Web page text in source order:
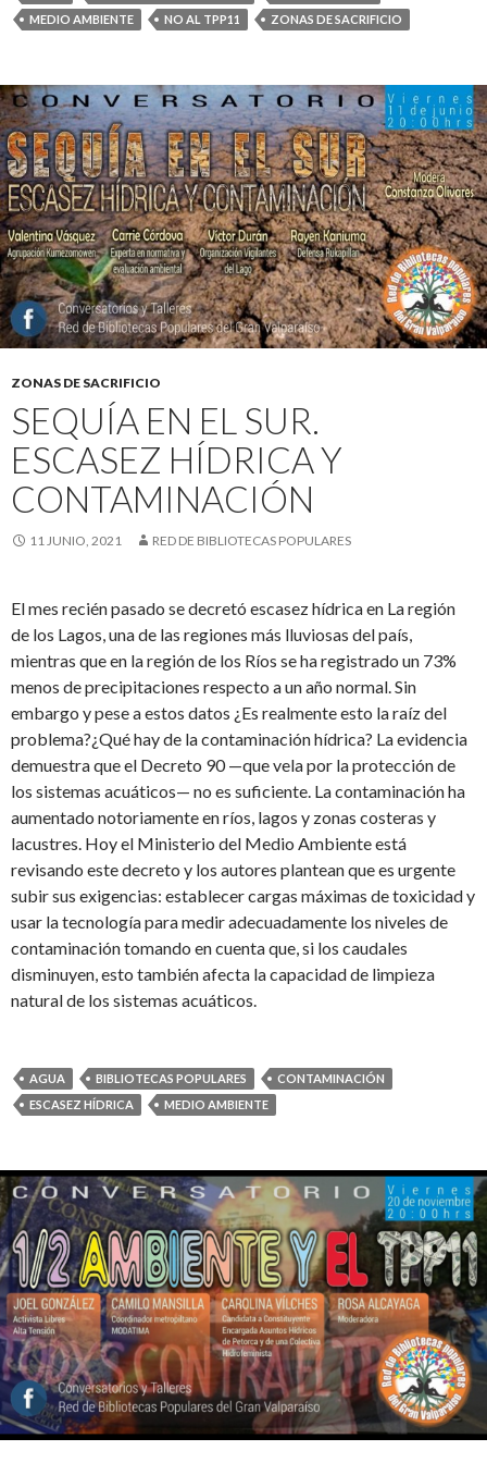
MEDIO AMBIENTE
NO AL TPP11 ZONAS DE SACRIFICIO
ZONAS DE SACRIFICIO
SEQUÍA EN EL SUR.
ESCASEZ HÍDRICA Y
CONTAMINACIÓN
11 JUNIO, 2021 RED DE BIBLIOTECAS POPULARES
El mes recién pasado se decretó escasez hídrica en La región
de los Lagos, una de las regiones más lluviosas del país,
mientras que en la región de los Ríos se ha registrado un 73%
menos de precipitaciones respecto a un año normal. Sin
embargo y pese a estos datos ¿Es realmente esto la raíz del
problema?¿Qué hay de la contaminación hídrica? La evidencia
demuestra que el Decreto 90 —que vela por la protección de
los sistemas acuáticos— no es suficiente. La contaminación ha
aumentado notoriamente en ríos, lagos y zonas costeras y
lacustres. Hoy el Ministerio del Medio Ambiente está
revisando este decreto y los autores plantean que es urgente
subir sus exigencias: establecer cargas máximas de toxicidad y
usar la tecnología para medir adecuadamente los niveles de
contaminación tomando en cuenta que, si los caudales
disminuyen, esto también afecta la capacidad de limpieza
natural de los sistemas acuáticos.
AGUA BIBLIOTECAS POPULARES
CONTAMINACIÓN
ESCASEZ HÍDRICA
MEDIO AMBIENTE